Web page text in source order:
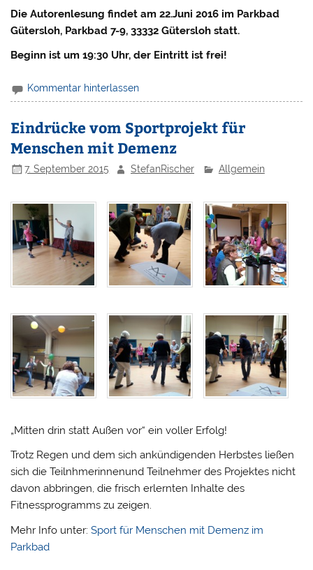
Die Autorenlesung findet am 22.Juni 2016 im Parkbad
Gütersloh, Parkbad 7-9, 33332 Gütersloh statt.
Beginn ist um 19:30 Uhr, der Eintritt ist frei!
Kommentar hinterlassen
Eindrücke vom Sportprojekt für
Menschen mit Demenz
7. September 2015 StefanRischer Allgemein
„Mitten drin statt Außen vor“ ein voller Erfolg!
Trotz Regen und dem sich ankündigenden Herbstes ließen
sich die Teilnhmerinnenund Teilnehmer des Projektes nicht
davon abbringen, die frisch erlernten Inhalte des
Fitnessprogramms zu zeigen.
Mehr Info unter:Sport für Menschen mit Demenz im
Parkbad